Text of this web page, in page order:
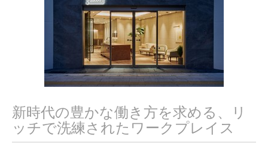
新時代の豊かな働き方を求める、リ
ッチで洗練されたワークプレイス